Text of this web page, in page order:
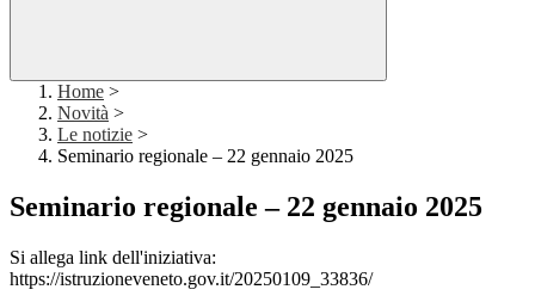
Home >
Novità >
Le notizie >
Seminario regionale – 22 gennaio 2025
Seminario regionale – 22 gennaio 2025
Si allega link dell'iniziativa:
https://istruzioneveneto.gov.it/20250109_33836/